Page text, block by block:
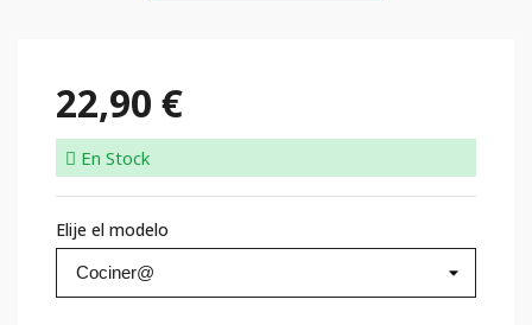
22,90 €
En Stock
Elije el modelo